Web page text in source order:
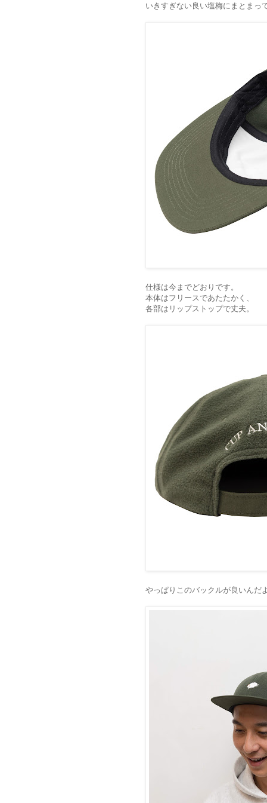
いきすぎない良い塩梅にまとまっ
仕様は今までどおりです。
本体はフリースであたたかく、
各部はリップストップで丈夫。
やっぱりこのバックルが良いんだ